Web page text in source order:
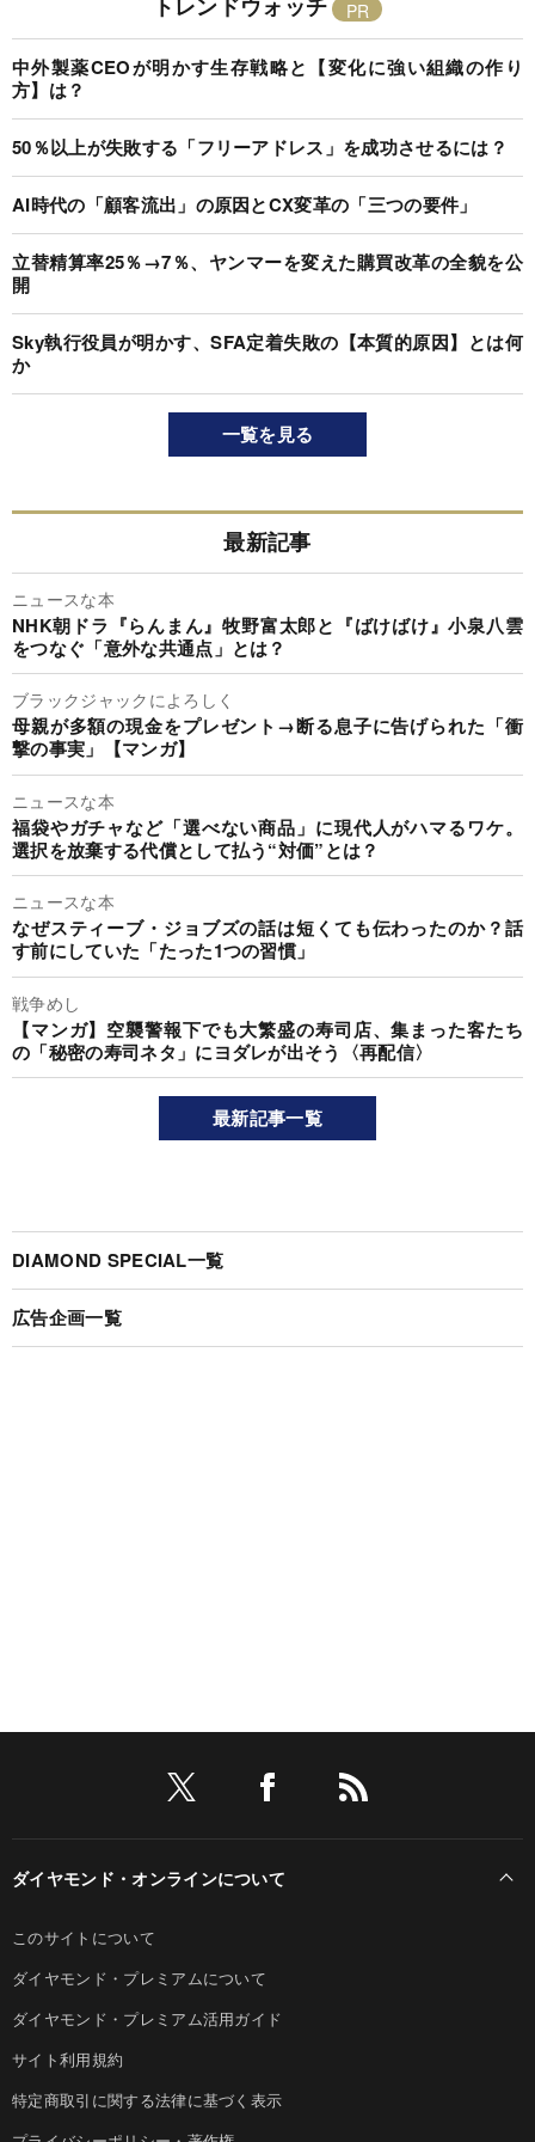
中外製薬CEOが明かす生存戦略と【変化に強い組織の作り
方】は？
50％以上が失敗する「フリーアドレス」を成功させるには？
AI時代の「顧客流出」の原因とCX変革の「三つの要件」
立替精算率25％→7％、ヤンマーを変えた購買改革の全貌を公
開
Sky執行役員が明かす、SFA定着失敗の【本質的原因】とは何
か
一覧を見る
最新記事
ニュースな本
NHK朝ドラ『らんまん』牧野富太郎と『ばけばけ』小泉八雲
をつなぐ「意外な共通点」とは？
ブラックジャックによろしく
母親が多額の現金をプレゼント→断る息子に告げられた「衝
撃の事実」【マンガ】
ニュースな本
福袋やガチャなど「選べない商品」に現代人がハマるワケ。
選択を放棄する代償として払う“対価”とは？
ニュースな本
なぜスティーブ・ジョブズの話は短くても伝わったのか？話
す前にしていた「たった1つの習慣」
戦争めし
【マンガ】空襲警報下でも大繁盛の寿司店、集まった客たち
の「秘密の寿司ネタ」にヨダレが出そう〈再配信〉
最新記事一覧
DIAMOND SPECIAL一覧
広告企画一覧
ダイヤモンド・オンラインについて
このサイトについて
ダイヤモンド・プレミアムについて
ダイヤモンド・プレミアム活用ガイド
サイト利用規約
特定商取引に関する法律に基づく表示